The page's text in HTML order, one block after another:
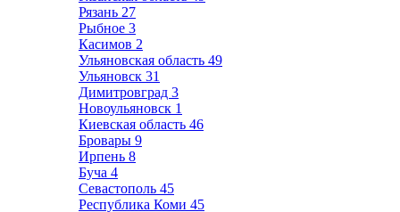
Рязань 27
Рыбное 3
Касимов 2
Ульяновская область 49
Ульяновск 31
Димитровград 3
Новоульяновск 1
Киевская область 46
Бровары 9
Ирпень 8
Буча 4
Севастополь 45
Республика Коми 45